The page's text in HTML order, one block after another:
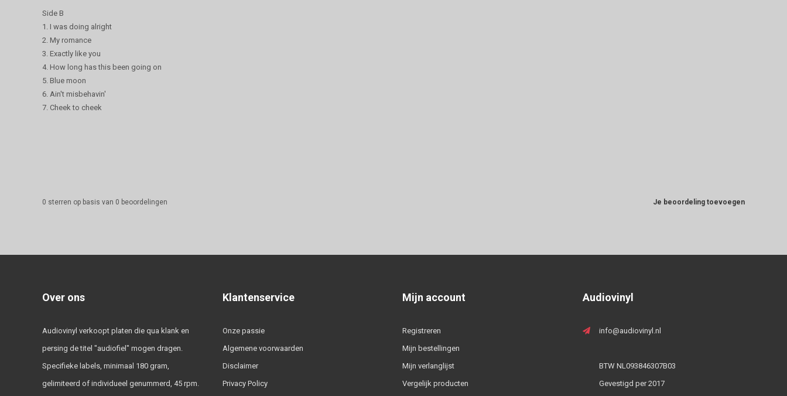
Side B
1. I was doing alright
2. My romance
3. Exactly like you
4. How long has this been going on
5. Blue moon
6. Ain't misbehavin'
7. Cheek to cheek
Je beoordeling toevoegen
0 sterren op basis van 0 beoordelingen
Over ons
Audiovinyl verkoopt platen die qua klank en
persing de titel "audiofiel" mogen dragen.
Specifieke labels, minimaal 180 gram,
gelimiteerd of individueel genummerd, 45 rpm.
Klantenservice
Onze passie
Algemene voorwaarden
Disclaimer
Privacy Policy
Mijn account
Registreren
Mijn bestellingen
Mijn verlanglijst
Vergelijk producten
Audiovinyl
info@audiovinyl.nl
BTW NL093846307B03
Gevestigd per 2017